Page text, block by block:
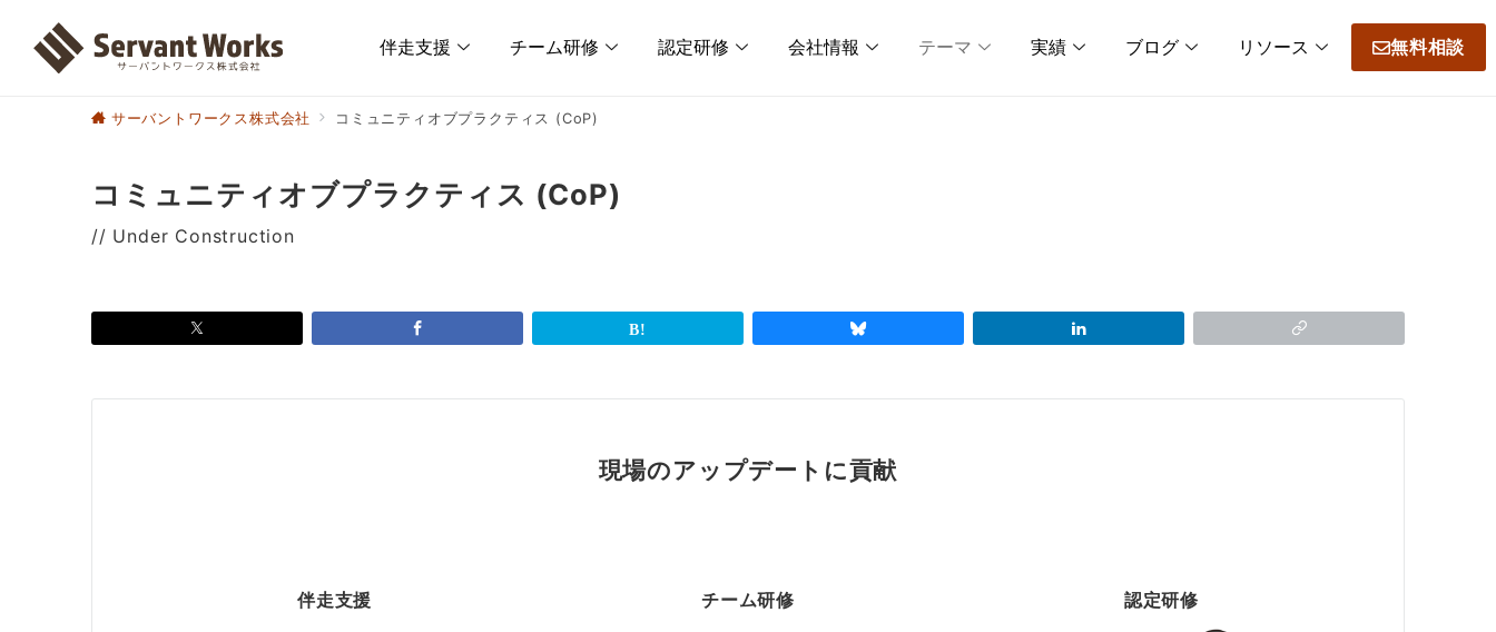
伴走支援 チーム研修 認定研修 会社情報 テーマ 実績 ブログ リソース 無料相談
サーバントワークス株式会社 コミュニティオブプラクティス (CoP)
コミュニティオブプラクティス (CoP)
// Under Construction
現場のアップデートに貢献
伴走支援 チーム研修 認定研修